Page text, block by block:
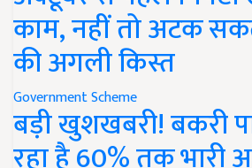
काम, नहीं तो अटक
की अगली किस्त
Government Scheme
बड़ी खुशखबरी! बकरी